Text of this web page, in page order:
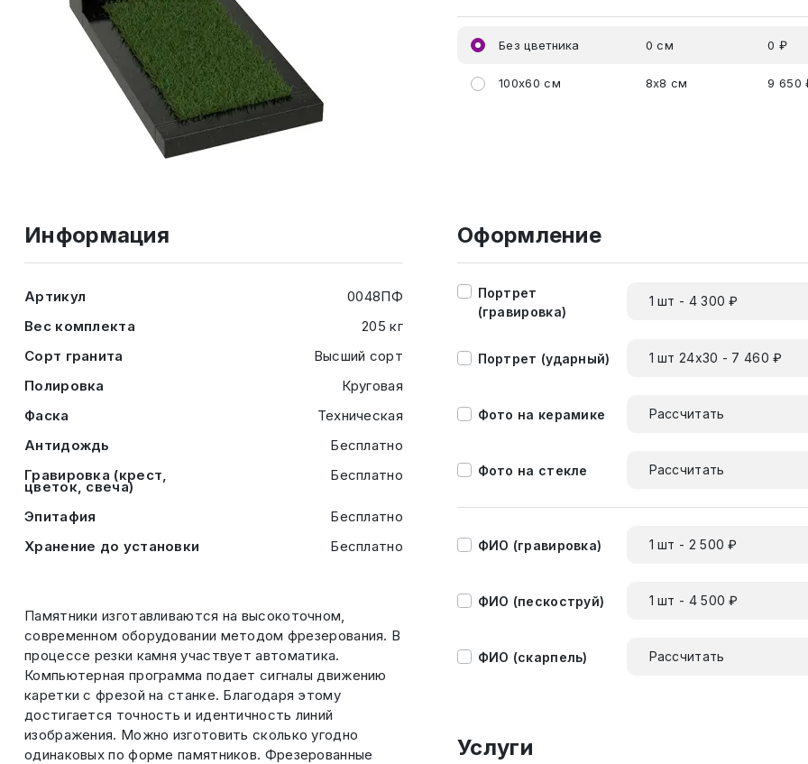
Без цветника 0 см 0 ₽
100x60 см 8x8 см 9 650
Информация
Артикул
0048ПФ
Вес комплекта
205 кг
Сорт гранита
Высший сорт
Полировка
Круговая
Фаска
Техническая
Антидождь
Бесплатно
Гравировка (крест,
цветок, свеча)
Бесплатно
Эпитафия
Бесплатно
Хранение до установки
Бесплатно
Памятники изготавливаются на высокоточном,
современном оборудовании методом фрезерования. В
процессе резки камня участвует автоматика.
Компьютерная программа подает сигналы движению
каретки с фрезой на станке. Благодаря этому
достигается точность и идентичность линий
изображения. Можно изготовить сколько угодно
одинаковых по форме памятников. Фрезерованные
Оформление
Портрет
(гравировка)
1 шт - 4 300 ₽
Портрет (ударный) 1 шт 24х30 - 7 460 ₽
Фото на керамике Рассчитать
Фото на стекле Рассчитать
ФИО (гравировка) 1 шт - 2 500 ₽
ФИО (пескоструй) 1 шт - 4 500 ₽
ФИО (скарпель) Рассчитать
Услуги